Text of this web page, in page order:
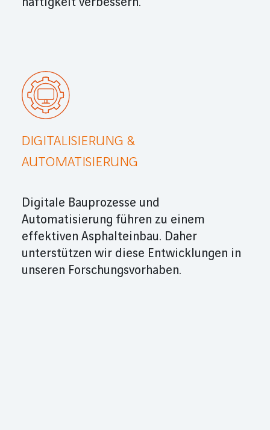
DIGITALISIERUNG &
AUTOMATISIERUNG
Digitale Bauprozesse und
Automatisierung führen zu einem
effektiven Asphalteinbau. Daher
unterstützen wir diese Entwicklungen in
unseren Forschungsvorhaben.